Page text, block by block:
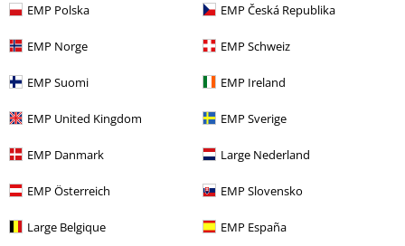
EMP Polska EMP Česká Republika
EMP Norge EMP Schweiz
EMP Suomi EMP Ireland
EMP United Kingdom EMP Sverige
EMP Danmark Large Nederland
EMP Österreich EMP Slovensko
Large Belgique EMP España
Quasi esaurito
17,99 €
Gray (Chase Edition possible!)
Vinyl Figurine 2287
Funko Pop!
%
14,99 €
Wendy Vinyl Figurine 2289
Tail
Funko Pop!